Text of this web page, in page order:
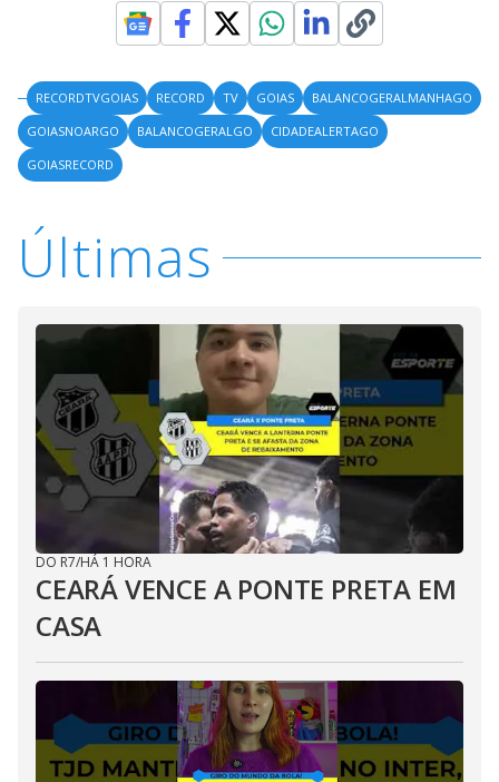
RECORDTVGOIAS RECORD TV GOIAS
BALANCOGERALMANHAGO
GOIASNOARGO
BALANCOGERALGO
CIDADEALERTAGO
GOIASRECORD
Últimas
DO R7/HÁ 1 HORA
CEARÁ VENCE A PONTE PRETA EM
CASA